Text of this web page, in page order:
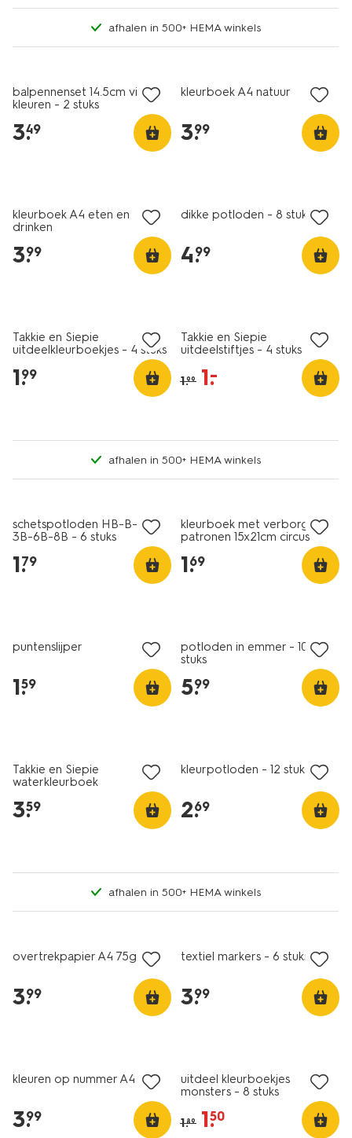
afhalen in 500+ HEMA winkels
balpennenset 14.5cm vier
kleuren - 2 stuks
3.
49
kleurboek A4 natuur
3.
99
kleurboek A4 eten en
drinken
3.
99
dikke potloden - 8 stuks
4.
99
Takkie en Siepie
uitdeelkleurboekjes - 4 stuks
1.
99
Takkie en Siepie
uitdeelstiftjes - 4 stuks
1.99 1.
–
afhalen in 500+ HEMA winkels
schetspotloden HB-B-2B-
3B-6B-8B - 6 stuks
1.
79
kleurboek met verborgen
patronen 15x21cm circus
1.
69
puntenslijper
1.
59
potloden in emmer - 100
stuks
5.
99
Takkie en Siepie
waterkleurboek
3.
59
kleurpotloden - 12 stuks
2.
69
afhalen in 500+ HEMA winkels
overtrekpapier A4 75gr
3.
99
textiel markers - 6 stuks
3.
99
kleuren op nummer A4
3.
99
uitdeel kleurboekjes
monsters - 8 stuks
1.89 1.
50